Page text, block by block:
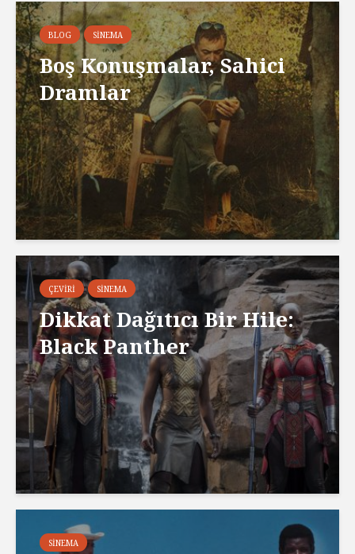
BLOG SINEMA
Boş Konuşmalar, Sahici
Dramlar
ÇEVIRI SINEMA
Dikkat Dağıtıcı Bir Hile:
Black Panther
SINEMA